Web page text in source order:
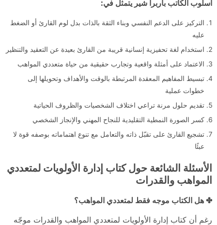
أسلوب الكاتب باربرا شير يتمثل في:
التركيز على الدعم النفسي وبناء الثقة بالذات بدل لوم القارئ أو الضغط
عليه
استخدام لغة تحفيزية إنسانية قريبة من القارئ بعيدة عن التعقيد والتنظير
الاعتماد على أمثلة واقعية وتجارب حقيقية من حياة متعددي المواهب
تبسيط المفاهيم المعقدة المرتبطة بالوقت والأهداف وتحويلها إلى
خطوات عملية
تقديم حلول مرنة تراعي اختلاف الشخصيات والظروف الحياتية
كسر الصورة النمطية التقليدية للنجاح المهني والإنجاز الشخصي
تشجيع القارئ على تقبّل ذاته والتعامل مع تنوع اهتماماته بوصفه قوة لا
عبئًا
الأسئلة الشائعة حول كتاب إدارة الأولويات لمتعددي
المواهب والقدرات
✤ هل الكتاب موجه فقط لمتعددي المواهب؟
رغم أن كتاب إدارة الأولويات لمتعددي المواهب والقدرات موجّه